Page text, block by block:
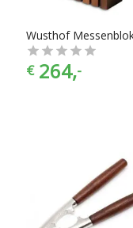
€ 264,-